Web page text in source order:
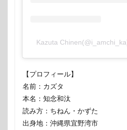
Kazuta
【プロフィール】
名前：カズタ
本名：知念和汰
読み方：ちねん・かずた
出身地：沖縄県宜野湾市